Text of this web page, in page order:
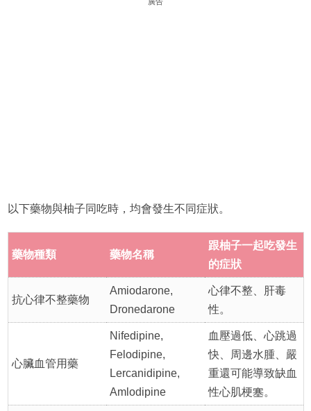
以下藥物與柚子同吃時，均會發生不同症狀。
藥物種類 藥物名稱
跟柚子一起吃發生
的症狀
抗心律不整藥物
Amiodarone,
Dronedarone
心律不整、肝毒
性。
心臟血管用藥
Nifedipine,
Felodipine,
Lercanidipine,
Amlodipine
血壓過低、心跳過
快、周邊水腫、嚴
重還可能導致缺血
性心肌梗塞。